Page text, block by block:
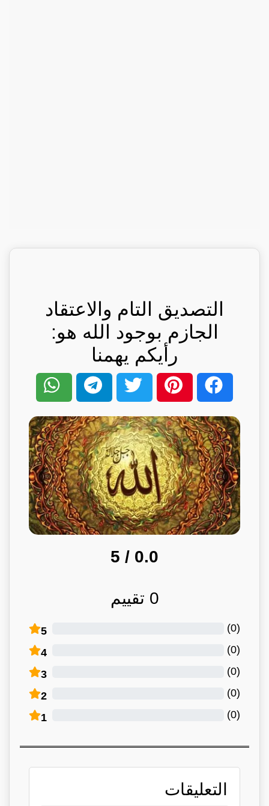
التصديق التام والاعتقاد
الجازم بوجود الله هو:
رأيكم يهمنا
0.0
/ 5
0 تقييم
5 (
0
)
4 (
0
)
3 (
0
)
2 (
0
)
1 (
0
)
التعليقات